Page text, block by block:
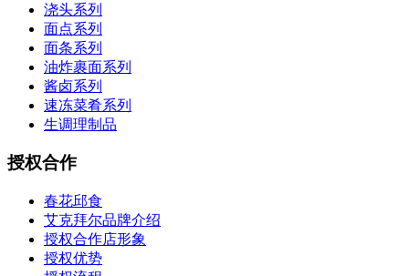
浇头系列
面点系列
面条系列
油炸裹面系列
酱卤系列
速冻菜肴系列
生调理制品
授权合作
春花邱食
艾克拜尔品牌介绍
授权合作店形象
授权优势